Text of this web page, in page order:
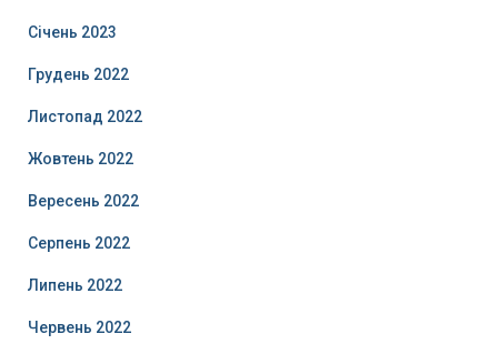
Січень 2023
Грудень 2022
Листопад 2022
Жовтень 2022
Вересень 2022
Серпень 2022
Липень 2022
Червень 2022